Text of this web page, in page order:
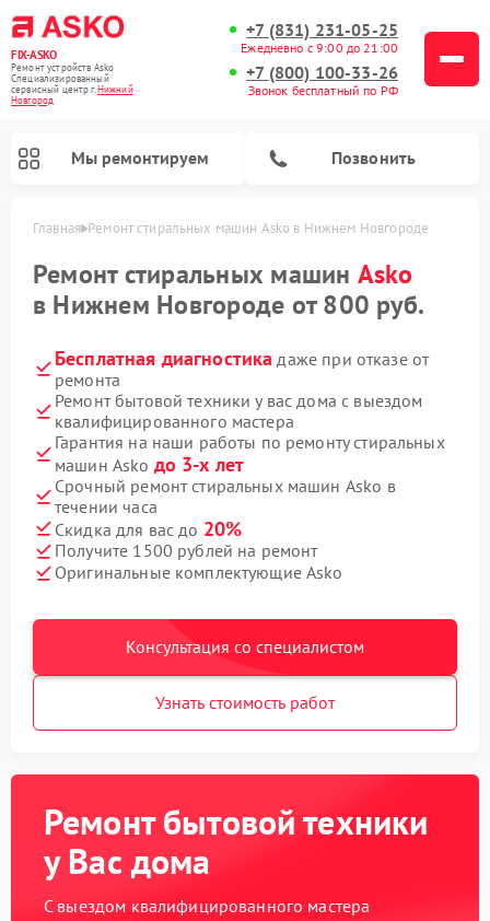
FIX-ASKO
Ремонт устройств Asko
Специализированный
cервисный центр г.Нижний
Новгород
+7 (831) 231-05-25
Ежедневно с 9:00 до 21:00
+7 (800) 100-33-26
Звонок бесплатный по РФ
Мы ремонтируем Позвонить
Главная Ремонт стиральных машин Asko в Нижнем Новгороде
Ремонт стиральных машин Asko
в Нижнем Новгороде от 800 руб.
Бесплатная диагностика даже при отказе от
ремонта
Ремонт бытовой техники у вас дома с выездом
квалифицированного мастера
Гарантия на наши работы по ремонту стиральных
машин Asko до 3-х лет
Срочный ремонт стиральных машин Asko в
течении часа
Скидка для вас до 20%
Получите 1500 рублей на ремонт
Оригинальные комплектующие Asko
Консультация со специалистом
Узнать стоимость работ
Ремонт бытовой техники
у Вас дома
С выездом квалифицированного мастера